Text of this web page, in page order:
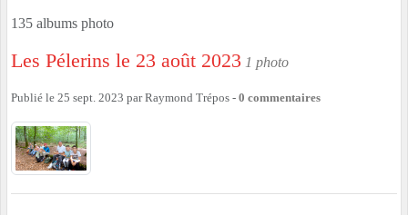
135 albums photo
Les Pélerins le 23 août 2023 1 photo
Publié le 25 sept. 2023 parRaymond Trépos - 0 commentaires